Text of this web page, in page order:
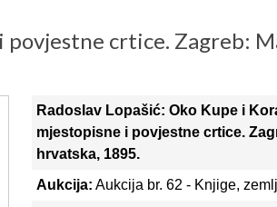
povjestne crtice. Zagreb:
Radoslav Lopašić: Oko Kupe i
mjestopisne i povjestne crtice.
hrvatska, 1895.
Aukcija: Aukcija br. 62 - Knjige,